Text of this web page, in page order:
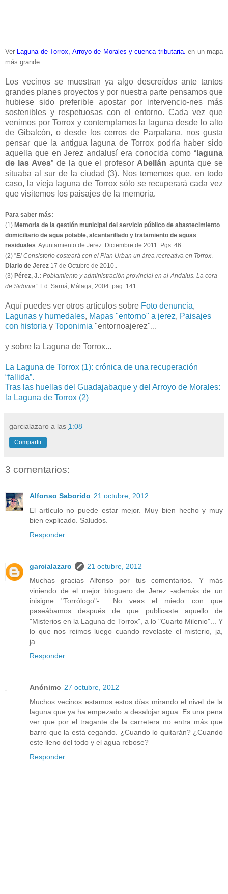
Ver Laguna de Torrox, Arroyo de Morales y cuenca tributaria. en un mapa
más grande
Los vecinos se muestran ya algo descreídos ante tantos
grandes planes proyectos y por nuestra parte pensamos que
hubiese sido preferible apostar por intervencio-nes más
sostenibles y respetuosas con el entorno. Cada vez que
venimos por Torrox y contemplamos la laguna desde lo alto
de Gibalcón, o desde los cerros de Parpalana, nos gusta
pensar que la antigua laguna de Torrox podría haber sido
aquella que en Jerez andalusí era conocida como “ laguna
de las Aves” de la que el profesor Abellán apunta que se
situaba al sur de la ciudad (3). Nos tememos que, en todo
caso, la vieja laguna de Torrox sólo se recuperará cada vez
que visitemos los paisajes de la memoria.
Para saber más:
(1) Memoria de la gestión municipal del servicio público de abastecimiento
domiciliario de agua potable, alcantarillado y tratamiento de aguas
residuales . Ayuntamiento de Jerez. Diciembre de 2011. Pgs. 46.
(2) ”El Consistorio costeará con el Plan Urban un área recreativa en Torrox
Diario de Jerez 17 de Octubre de 2010..
(3) Pérez, J.: Poblamiento y administración provincial en al-Andalus. La cora
de Sidonia”. Ed. Sarriá, Málaga, 2004. pag. 141.
Aquí puedes ver otros artículos sobre Foto denuncia,
Lagunas y humedales, Mapas "entorno" a jerez, Paisajes
con historia y Toponimia "entornoajerez"...
y sobre la Laguna de Torrox...
La Laguna de Torrox (1): crónica de una recuperación
“fallida”.
Tras las huellas del Guadajabaque y del Arroyo de Morales:
la Laguna de Torrox (2)
garcialazaro a las 1:08
Compartir
3 comentarios:
Alfonso Saborido 21 octubre, 2012
El artículo no puede estar mejor. Muy bien hecho y muy
bien explicado. Saludos.
Responder
garcialazaro
21 octubre, 2012
Muchas gracias Alfonso por tus comentarios. Y más
viniendo de el mejor bloguero de Jerez -además de un
inisigne "Torrólogo"-... No veas el miedo con que
paseábamos después de que publicaste aquello de
"Misterios en la Laguna de Torrox", a lo "Cuarto Milenio"... Y
lo que nos reimos luego cuando revelaste el misterio, ja,
ja...
Responder
Anónimo 27 octubre, 2012
Muchos vecinos estamos estos días mirando el nivel de la
laguna que ya ha empezado a desalojar agua. Es una pena
ver que por el tragante de la carretera no entra más que
barro que la está cegando. ¿Cuando lo quitarán? ¿Cuando
este lleno del todo y el agua rebose?
Responder